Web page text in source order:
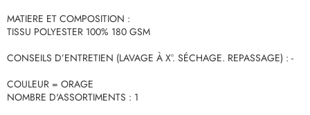
MATIERE ET COMPOSITION :
TISSU POLYESTER 100% 180 GSM
CONSEILS D’ENTRETIEN (LAVAGE À X°. SÉCHAGE. REPASSAGE) : -
COULEUR = ORAGE
NOMBRE D'ASSORTIMENTS : 1